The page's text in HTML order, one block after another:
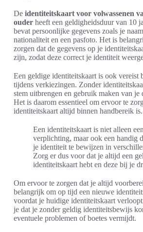
De identiteitskaart voor volwassenen
ouder heeft een geldigheidsduur van 10
bevat persoonlijke gegevens zoals je
nationaliteit en een pasfoto. Het is
zorgen dat de gegevens op je
zijn, zodat deze correct je identiteit
Een geldige identiteitskaart is ook vereist
tijdens verkiezingen. Zonder
stem uitbrengen en gebruik maken van je
Het is daarom essentieel om ervoor te
identiteitskaart altijd binnen handbereik is.
Een identiteitskaart is niet alleen
verplichting, maar ook een handig
je identiteit te bewijzen in
Zorg er dus voor dat je altijd een
identiteitskaart hebt en deze bij je
Om ervoor te zorgen dat je altijd
belangrijk om op tijd een nieuwe
voordat je huidige identiteitskaart
je dat je zonder geldig identiteitsbewijs
eventuele problemen of boetes vermijdt.